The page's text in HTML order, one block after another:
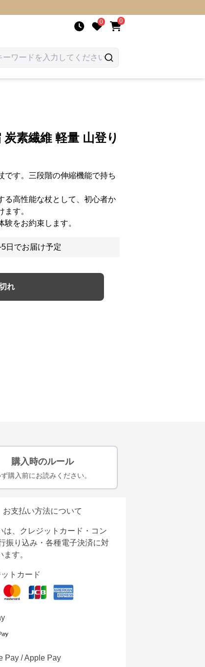
0 0
素繊維 軽量 山登り
です。三段階の伸縮機能で持ち
る高性能な杖として、初心者か
す。
をお約束します。
日でお届け予定
れ
購入時のルール
購入前にお読みください。
お支払い方法について
は、クレジットカード・コン
振り込み・各種電子決済に対
ます。
トカード
Pay / Apple Pay